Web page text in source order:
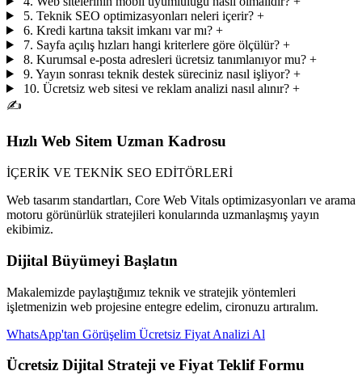
5. Teknik SEO optimizasyonları neleri içerir? +
6. Kredi kartına taksit imkanı var mı? +
7. Sayfa açılış hızları hangi kriterlere göre ölçülür? +
8. Kurumsal e-posta adresleri ücretsiz tanımlanıyor mu? +
9. Yayın sonrası teknik destek süreciniz nasıl işliyor? +
10. Ücretsiz web sitesi ve reklam analizi nasıl alınır? +
✍️
Hızlı Web Sitem Uzman Kadrosu
İÇERİK VE TEKNİK SEO EDİTÖRLERİ
Web tasarım standartları, Core Web Vitals optimizasyonları ve arama
motoru görünürlük stratejileri konularında uzmanlaşmış yayın
ekibimiz.
Dijital Büyümeyi Başlatın
Makalemizde paylaştığımız teknik ve stratejik yöntemleri
işletmenizin web projesine entegre edelim, cironuzu artıralım.
WhatsApp'tan Görüşelim Ücretsiz Fiyat Analizi Al
Ücretsiz Dijital Strateji ve Fiyat Teklif Formu